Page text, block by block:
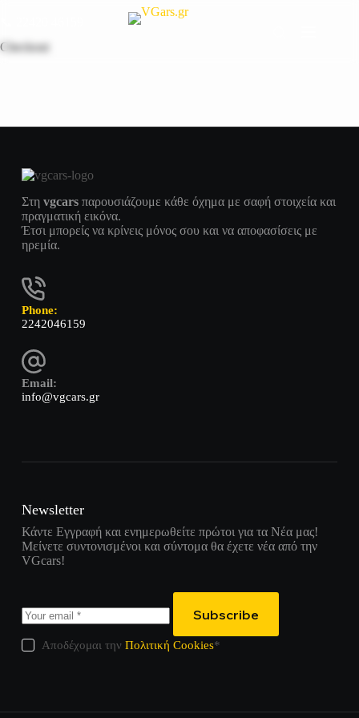
Checkout
Στη vgcars παρουσιάζουμε κάθε όχημα με σαφή στοιχεία και
πραγματική εικόνα.
Έτσι μπορείς να κρίνεις μόνος σου και να αποφασίσεις με
ηρεμία.
Phone:
2242046159
Email:
info@vgcars.gr
Newsletter
Κάντε Εγγραφή και ενημερωθείτε πρώτοι για τα Νέα μας!
Μείνετε συντονισμένοι και σύντομα θα έχετε νέα από την
VGcars!
Subscribe
Αποδέχομαι τηνΠολιτική Cookies*